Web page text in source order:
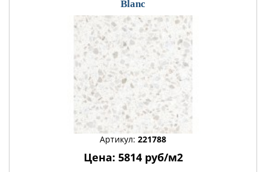
Blanc
Артикул: 221788
Цена: 5814 руб/м2